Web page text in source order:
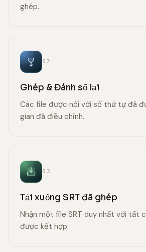
ghép.
02
Ghép & Đánh số lại
Các file được nối với số thứ tự đã
gian đã điều chỉnh.
03
Tải xuống SRT đã ghép
Nhận một file SRT duy nhất với tất
được kết hợp.